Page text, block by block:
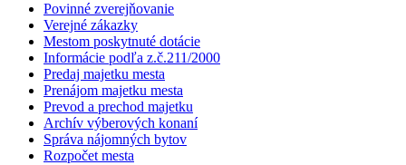
Povinné zverejňovanie
Verejné zákazky
Mestom poskytnuté dotácie
Informácie podľa z.č.211/2000
Predaj majetku mesta
Prenájom majetku mesta
Prevod a prechod majetku
Archív výberových konaní
Správa nájomných bytov
Rozpočet mesta